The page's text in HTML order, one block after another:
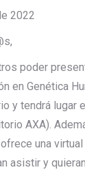
2022
poder
en Genética
y tendrá lugar
AXA).
una
asistir y